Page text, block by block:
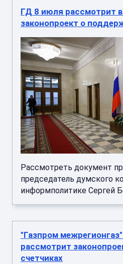
ГД 8 июля рассмотрит
законопроект о
Рассмотреть документ
председатель думского
информполитике Сергей
"Газпром
рассмотрит
счетчиках